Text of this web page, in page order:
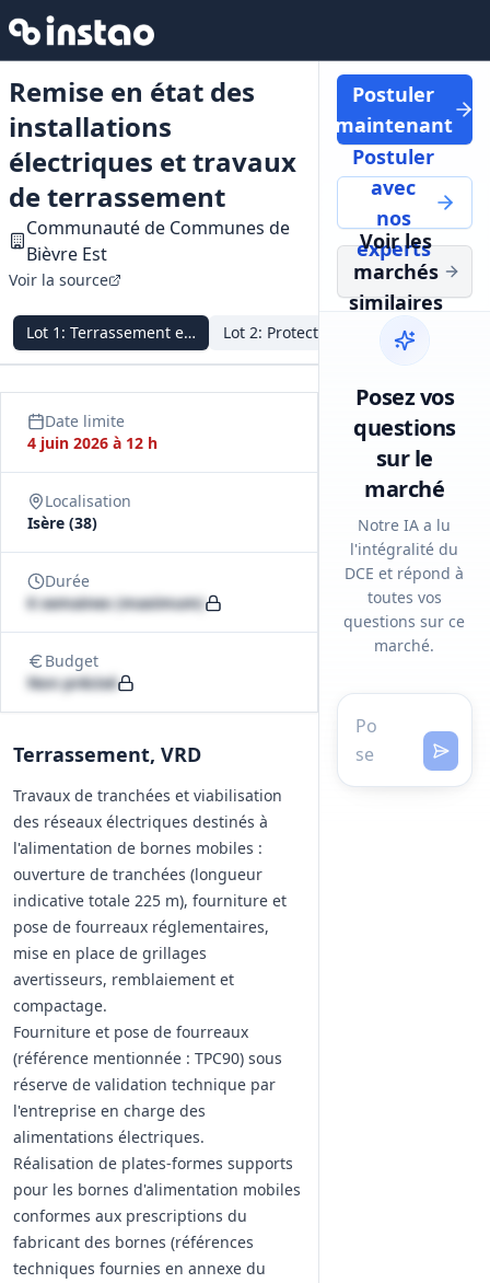
Remise en état des
installations
électriques et travaux
de terrassement
Communauté de Communes de
Bièvre Est
Voir la source
Lot 1 : Terrassement et VRD Lot 2: Protection anti‑intrusion
Lot
Date limite
4 juin 2026 à 12 h
Localisation
Isère (38)
Durée
6 semaines (maximum)
Budget
Non précisé
Terrassement, VRD
Travaux de tranchées et viabilisation
des réseaux électriques destinés à
l'alimentation de bornes mobiles :
ouverture de tranchées (longueur
indicative totale 225 m), fourniture et
pose de fourreaux réglementaires,
mise en place de grillages
avertisseurs, remblaiement et
compactage.
Fourniture et pose de fourreaux
(référence mentionnée : TPC90) sous
réserve de validation technique par
l'entreprise en charge des
alimentations électriques.
Réalisation de plates‑formes supports
pour les bornes d'alimentation mobiles
conformes aux prescriptions du
fabricant des bornes (références
techniques fournies en annexe du
Postuler
maintenant
Postuler
avec
nos
experts
Voir les
marchés
similaires
Posez vos
questions
sur le
marché
Notre IA a lu
l'intégralité du
DCE et répond à
toutes vos
questions sur ce
marché.